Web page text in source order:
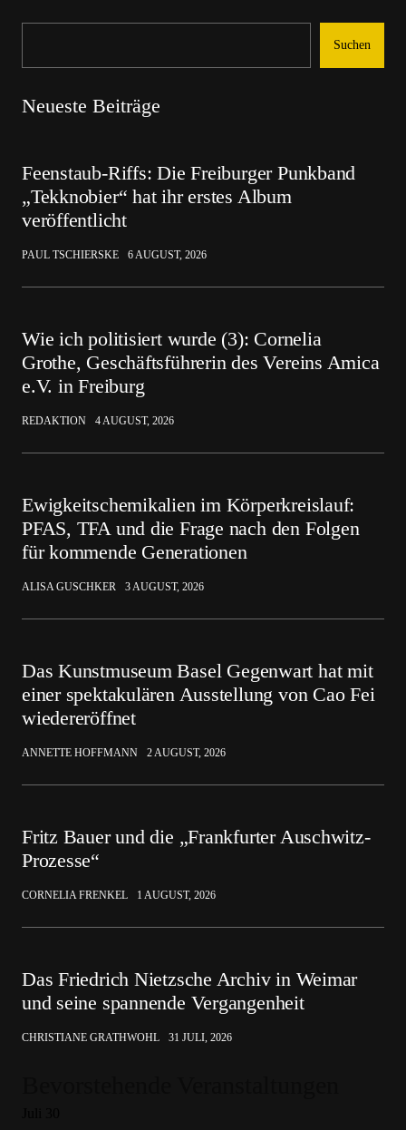
Suchen
Neueste Beiträge
Feenstaub-Riffs: Die Freiburger Punkband
„Tekknobier“ hat ihr erstes Album
veröffentlicht
PAUL TSCHIERSKE 6 AUGUST, 2026
Wie ich politisiert wurde (3): Cornelia
Grothe, Geschäftsführerin des Vereins Amica
e.V. in Freiburg
REDAKTION 4 AUGUST, 2026
Ewigkeitschemikalien im Körperkreislauf:
PFAS, TFA und die Frage nach den Folgen
für kommende Generationen
ALISA GUSCHKER 3 AUGUST, 2026
Das Kunstmuseum Basel Gegenwart hat mit
einer spektakulären Ausstellung von Cao Fei
wiedereröffnet
ANNETTE HOFFMANN 2 AUGUST, 2026
Fritz Bauer und die „Frankfurter Auschwitz-
Prozesse“
CORNELIA FRENKEL 1 AUGUST, 2026
Das Friedrich Nietzsche Archiv in Weimar
und seine spannende Vergangenheit
CHRISTIANE GRATHWOHL 31 JULI, 2026